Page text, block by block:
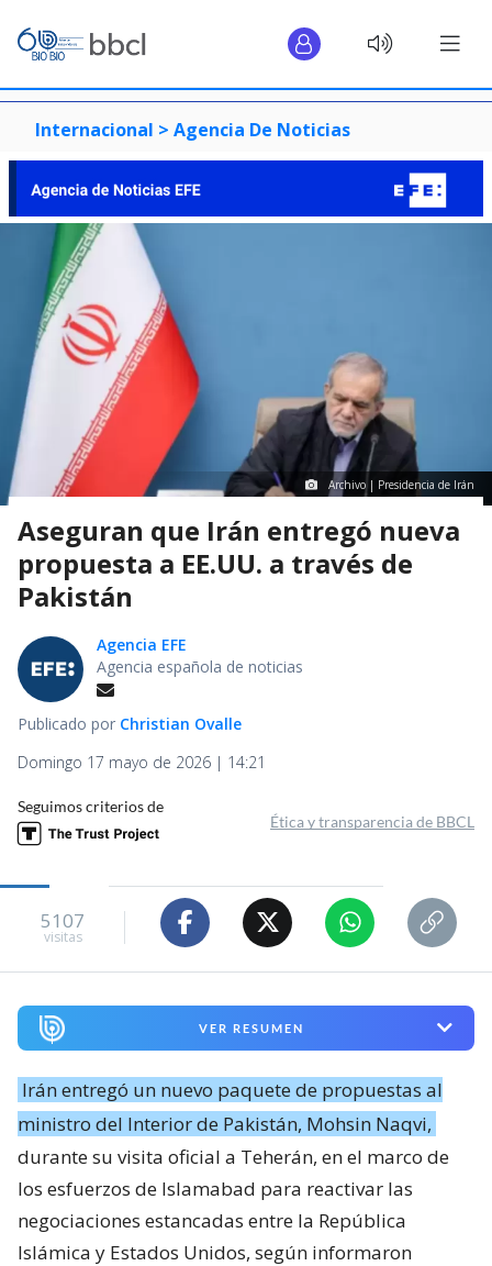
Internacional > Agencia De Noticias
Archivo | Presidencia de Irán
Aseguran que Irán entregó nueva
propuesta a EE.UU. a través de
Pakistán
Agencia EFE
Agencia española de noticias
Publicado por Christian Ovalle
Domingo 17 mayo de 2026 | 14:21
Seguimos criterios de
Ética y transparencia de BBCL
5107
visitas
VER RESUMEN
Irán entregó un nuevo paquete de propuestas al
ministro del Interior de Pakistán, Mohsin Naqvi,
durante su visita oficial a Teherán, en el marco de
los esfuerzos de Islamabad para reactivar las
negociaciones estancadas entre la República
Islámica y Estados Unidos, según informaron